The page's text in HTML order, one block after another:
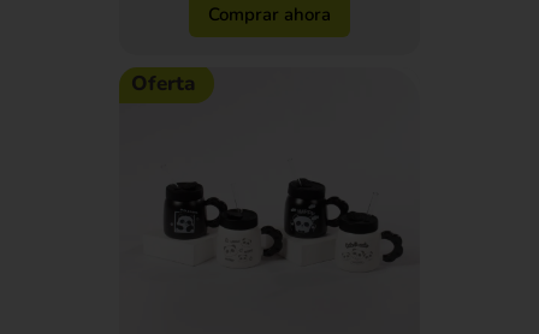
Comprar ahora
Oferta